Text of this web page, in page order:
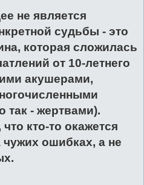
не является
судьбы - это
которая сложилась
от 10-летнего
акушерами,
так - жертвами).
кто-то окажется
чужих ошибках, а не